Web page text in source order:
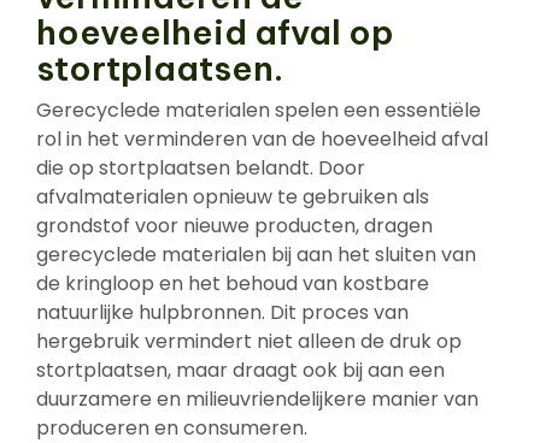
hoeveelheid afval op
stortplaatsen.
Gerecyclede materialen spelen een essentiële
rol in het verminderen van de hoeveelheid afval
die op stortplaatsen belandt. Door
afvalmaterialen opnieuw te gebruiken als
grondstof voor nieuwe producten, dragen
gerecyclede materialen bij aan het sluiten van
de kringloop en het behoud van kostbare
natuurlijke hulpbronnen. Dit proces van
hergebruik vermindert niet alleen de druk op
stortplaatsen, maar draagt ook bij aan een
duurzamere en milieuvriendelijkere manier van
produceren en consumeren.